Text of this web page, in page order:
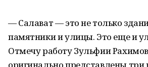
— Салават — это не только
памятники и улицы. Это еще и
Отмечу работу Зульфии